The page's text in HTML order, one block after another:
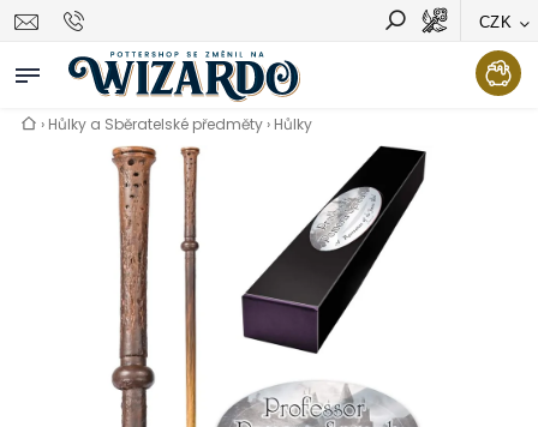
CZK
Vyhledávání Hledat
› Hůlky a Sběratelské předměty › Hůlky